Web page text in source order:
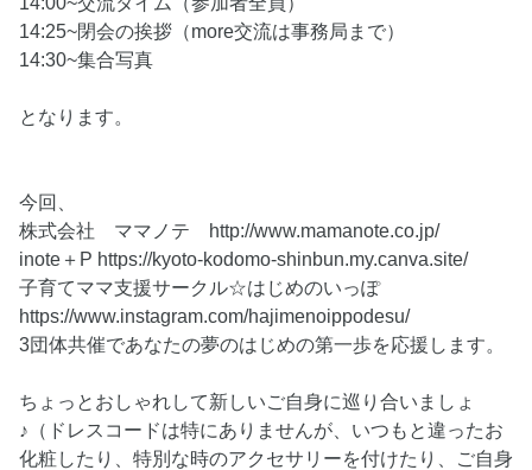
14:25~閉会の挨拶（more交流は事務局まで）
14:30~集合写真
となります。
今回、
株式会社 ママノテ http://www.mamanote.co.jp/
inote＋P https://kyoto-kodomo-shinbun.my.canva.site/
子育てママ支援サークル☆はじめのいっぽ
https://www.instagram.com/hajimenoippodesu/
3団体共催であなたの夢のはじめの第一歩を応援します。
ちょっとおしゃれして新しいご自身に巡り合いましょ
♪（ドレスコードは特にありませんが、いつもと違ったお
化粧したり、特別な時のアクセサリーを付けたり、ご自身